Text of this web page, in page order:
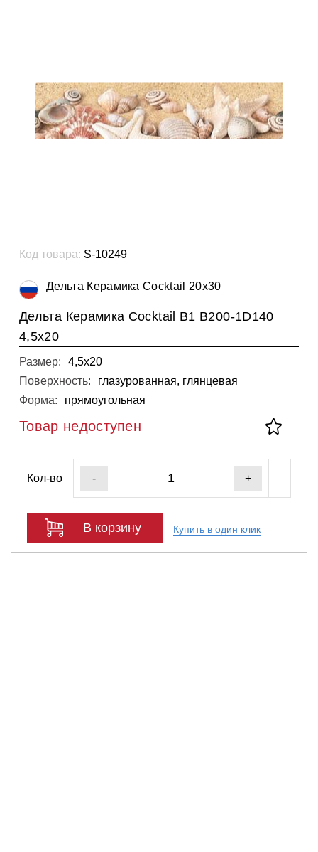
Код товара: S-10249
Дельта Керамика Cocktail 20x30
Дельта Керамика Cocktail B1 B200-1D140
4,5x20
Размер:
4,5х20
Поверхность:
глазурованная, глянцевая
Форма:
прямоугольная
Товар недоступен
Кол-во - +
В корзину Купить в один клик